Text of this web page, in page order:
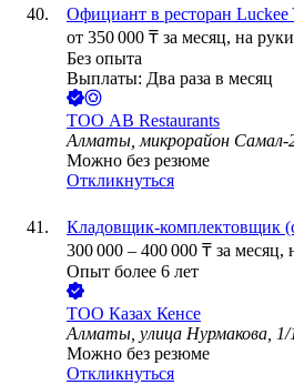
Официант в ресторан Luckee
от 350 000 ₸ за месяц, на руки
Без опыта
Выплаты: Два раза в месяц
ТОО AB Restaurants
Алматы, микрорайон Самал-
Можно без резюме
Откликнуться
Кладовщик-комплектовщик
300 000 – 400 000 ₸ за месяц,
Опыт более 6 лет
ТОО Казах Кенсе
Алматы, улица Нурмакова, 1/
Можно без резюме
Откликнуться